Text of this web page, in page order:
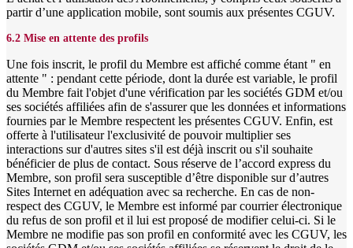
partir d’une application mobile, sont soumis aux présentes CGUV.
6.2 Mise en attente des profils
Une fois inscrit, le profil du Membre est affiché comme étant " en
attente " : pendant cette période, dont la durée est variable, le profil
du Membre fait l'objet d'une vérification par les sociétés GDM et/ou
ses sociétés affiliées afin de s'assurer que les données et informations
fournies par le Membre respectent les présentes CGUV. Enfin, est
offerte à l'utilisateur l'exclusivité de pouvoir multiplier ses
interactions sur d'autres sites s'il est déjà inscrit ou s'il souhaite
bénéficier de plus de contact. Sous réserve de l’accord express du
Membre, son profil sera susceptible d’être disponible sur d’autres
Sites Internet en adéquation avec sa recherche. En cas de non-
respect des CGUV, le Membre est informé par courrier électronique
du refus de son profil et il lui est proposé de modifier celui-ci. Si le
Membre ne modifie pas son profil en conformité avec les CGUV, les